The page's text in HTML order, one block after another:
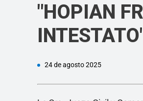
"HOPIAN
24 de agosto 2025